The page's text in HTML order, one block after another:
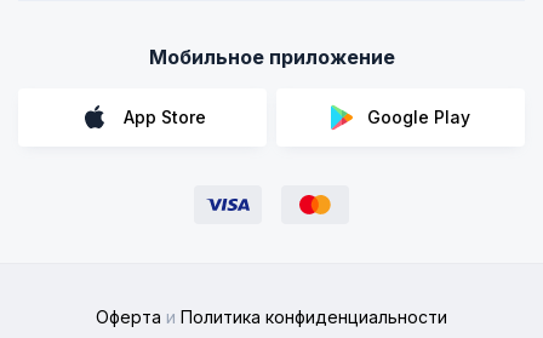
Мобильное приложение
App Store Google Play
Оферта и Политика конфиденциальности